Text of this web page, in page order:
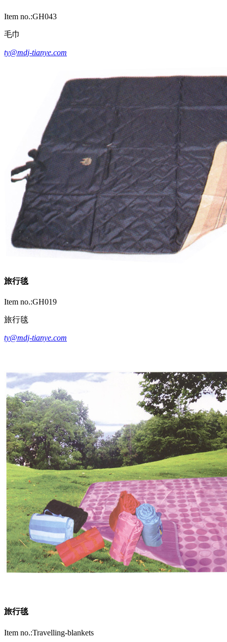
Item no.:GH043
毛巾
ty@mdj-tianye.com
旅行毯
Item no.:GH019
旅行毯
ty@mdj-tianye.com
旅行毯
Item no.:Travelling-blankets